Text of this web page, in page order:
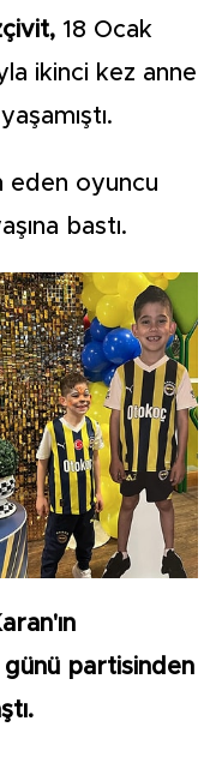
18 Ocak
ikinci kez anne
eden oyuncu
bastı.
partisinden